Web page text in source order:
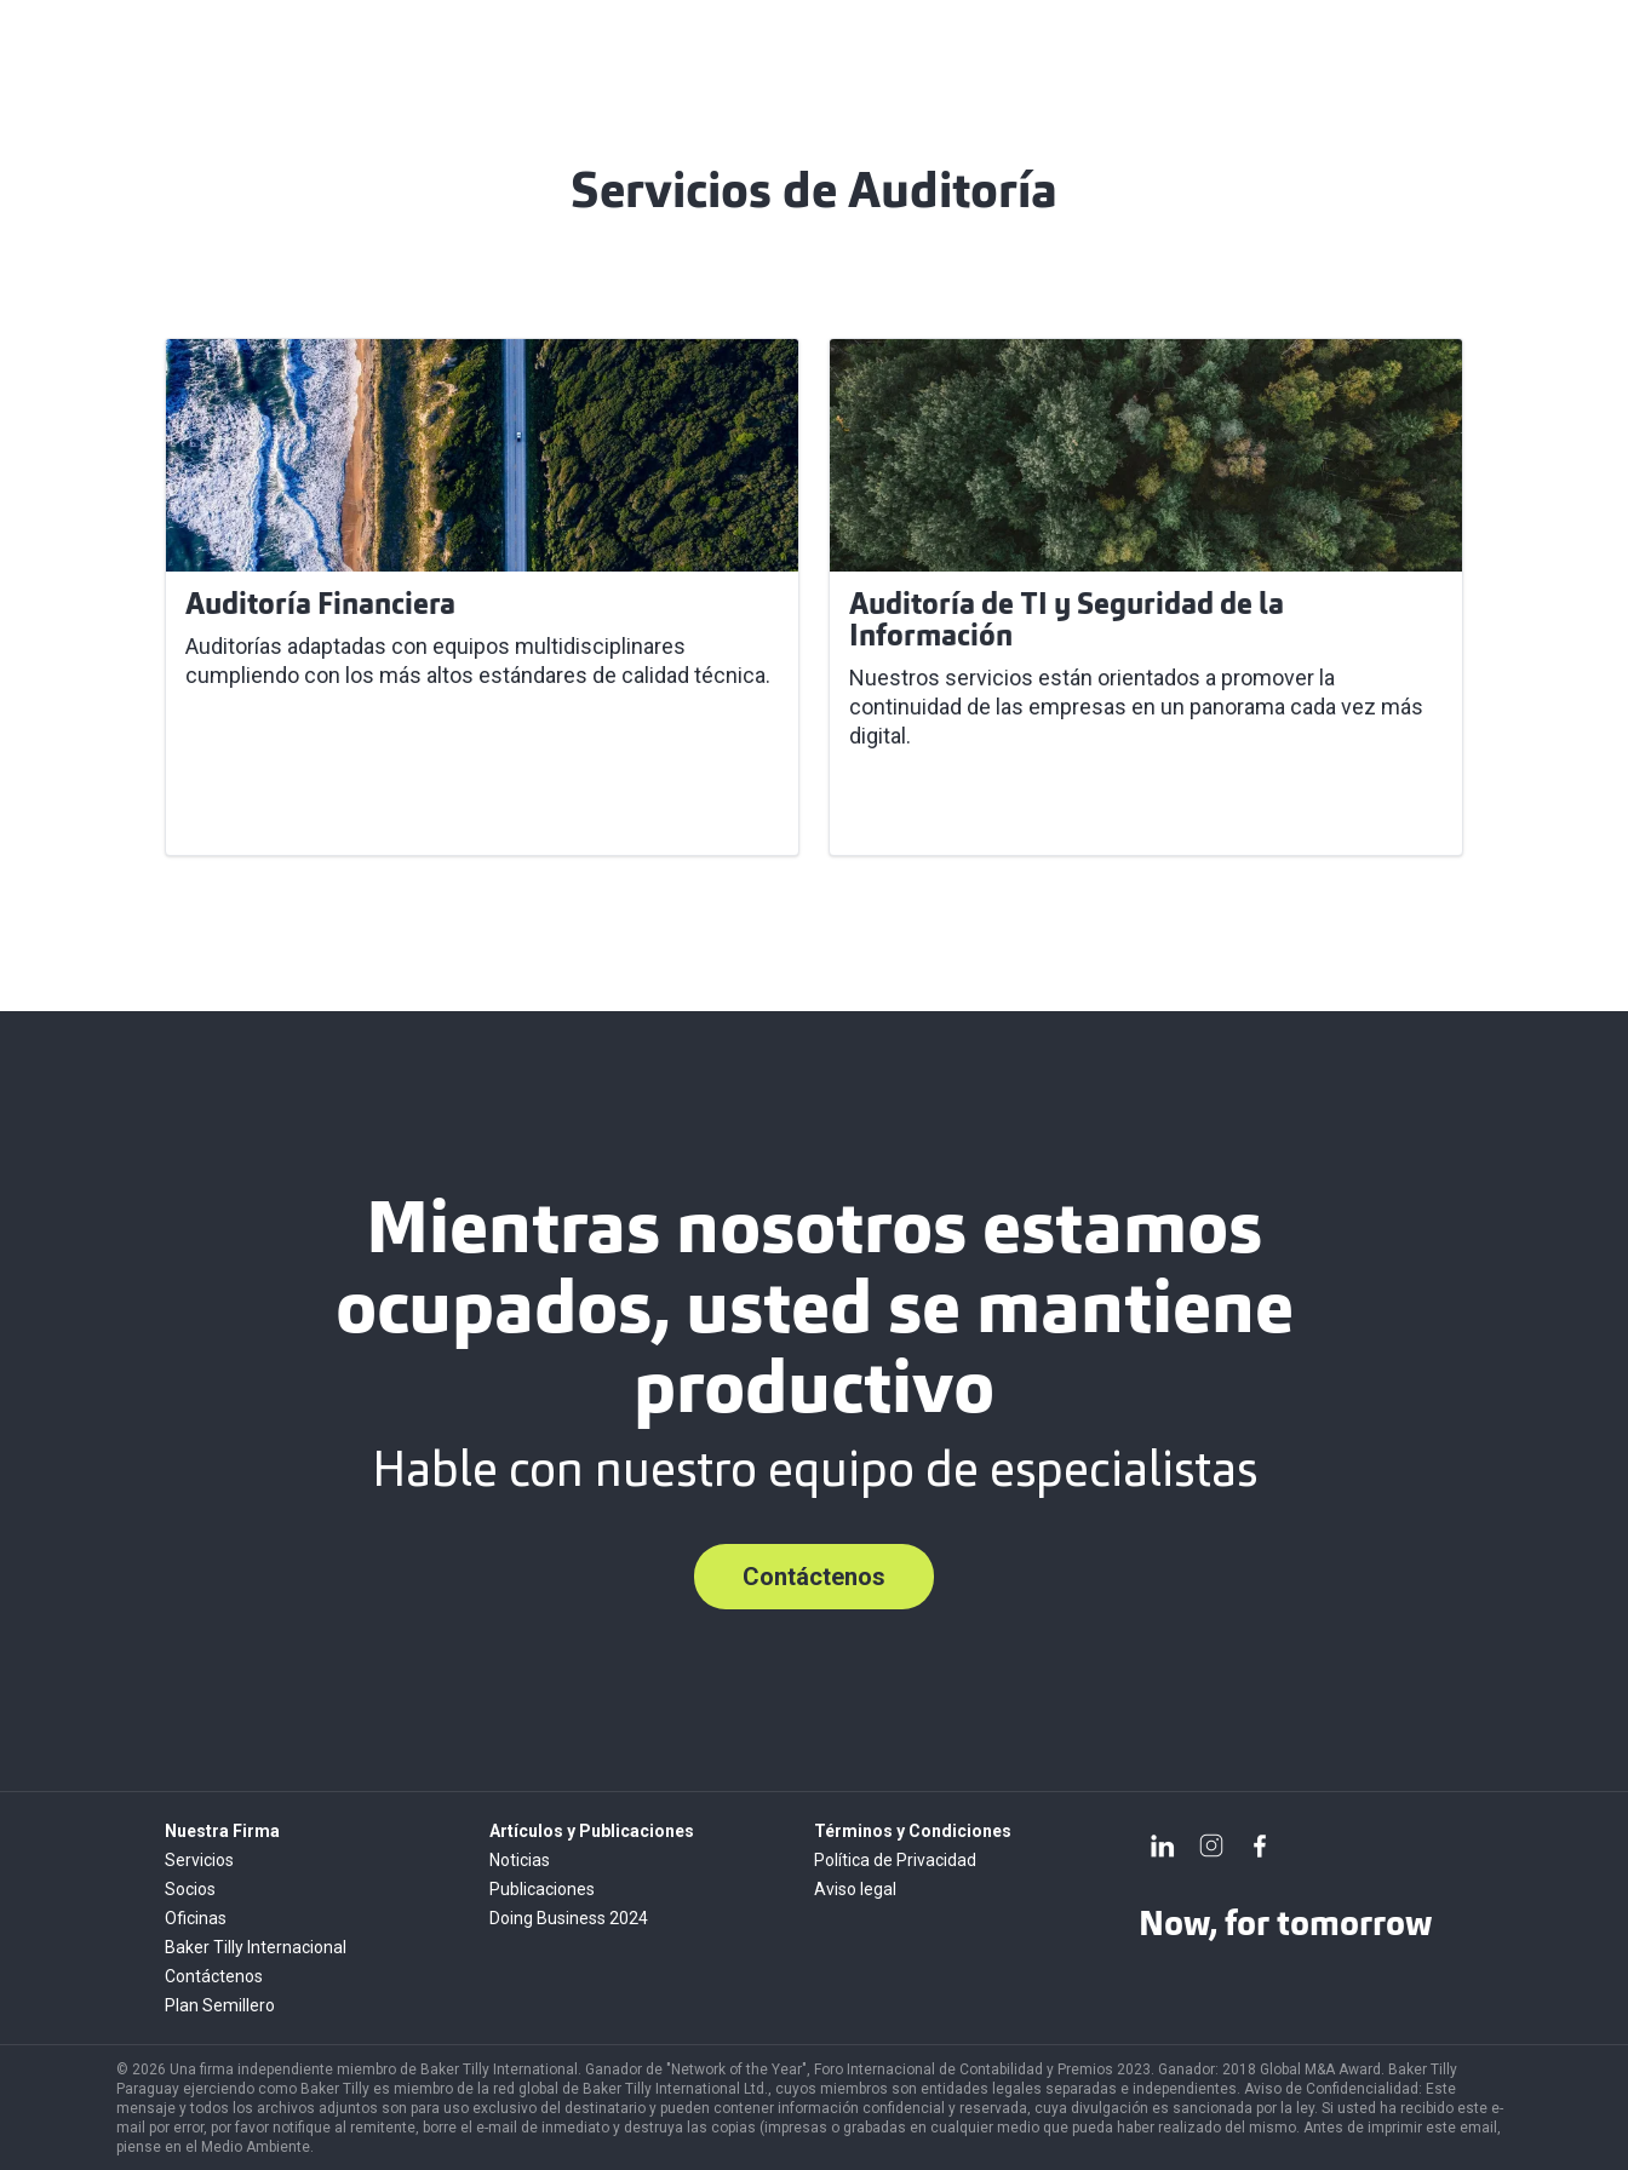
Servicios de Auditoría
Auditoría Financiera
Auditorías adaptadas con equipos multidisciplinares
cumpliendo con los más altos estándares de calidad técnica.
Auditoría de TI y Seguridad de la
Información
Nuestros servicios están orientados a promover la
continuidad de las empresas en un panorama cada vez más
digital.
Mientras nosotros estamos
ocupados, usted se mantiene
productivo
Hable con nuestro equipo de especialistas
Contáctenos
Nuestra Firma
Servicios
Socios
Oficinas
Baker Tilly Internacional
Contáctenos
Plan Semillero
Artículos y Publicaciones
Noticias
Publicaciones
Doing Business 2024
Términos y Condiciones
Política de Privacidad
Aviso legal
Now, for tomorrow
© 2026 Una firma independiente miembro de Baker Tilly International. Ganador de "Network of the Year", Foro Internacional de Contabilidad y Premios 2023. Ganador: 2018 Global M&A Award. Baker Tilly
Paraguay ejerciendo como Baker Tilly es miembro de la red global de Baker Tilly International Ltd., cuyos miembros son entidades legales separadas e independientes. Aviso de Confidencialidad: Este
mensaje y todos los archivos adjuntos son para uso exclusivo del destinatario y pueden contener información confidencial y reservada, cuya divulgación es sancionada por la ley. Si usted ha recibido este e-
mail por error, por favor notifique al remitente, borre el e-mail de inmediato y destruya las copias (impresas o grabadas en cualquier medio que pueda haber realizado del mismo. Antes de imprimir este email,
piense en el Medio Ambiente.